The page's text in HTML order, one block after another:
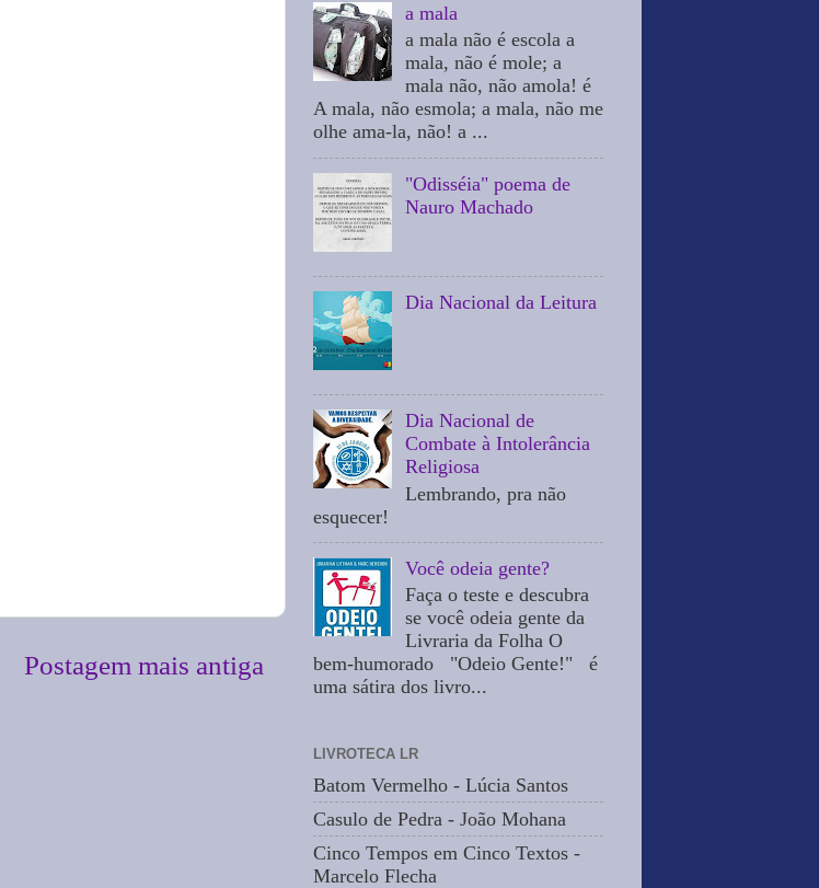
Postagem mais antiga
a mala
a mala não é escola a
mala, não é mole; a
mala não, não amola! é
A mala, não esmola; a mala, não me
olhe ama-la, não! a ...
"Odisséia" poema de
Nauro Machado
Dia Nacional da Leitura
Dia Nacional de
Combate à Intolerância
Religiosa
Lembrando, pra não
esquecer!
Você odeia gente?
Faça o teste e descubra
se você odeia gente da
Livraria da Folha O
bem-humorado "Odeio Gente!" é
uma sátira dos livro...
LIVROTECA LR
Batom Vermelho - Lúcia Santos
Casulo de Pedra - João Mohana
Cinco Tempos em Cinco Textos -
Marcelo Flecha